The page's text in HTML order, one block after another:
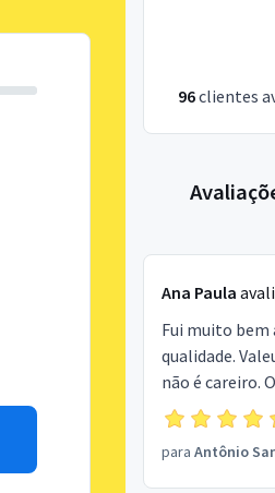
96clientes
Ana Paula
Fui muito bem
qualidade.
não é careiro.
para Antônio